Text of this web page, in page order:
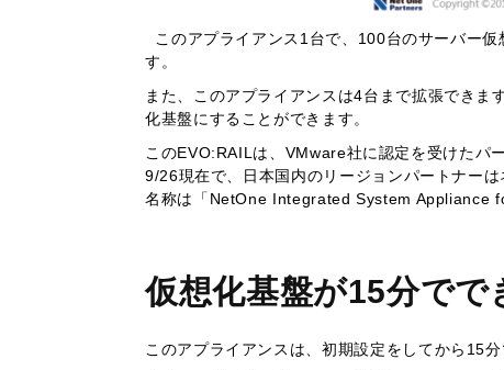
このアプライアンス1台で、100台のサーバー
す。
また、このアプライアンスは4台まで拡張でき
化基盤にすることができます。
このEVO:RAILは、VMware社に認定を受けたパ
9/26現在で、日本国内のリージョンパートナー
名称は「NetOne Integrated System Appliance
仮想化基盤が15分でで
このアプライアンスは、初期設定をしてから15分